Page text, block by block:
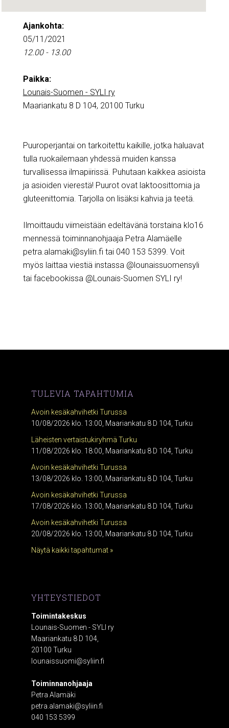
Ajankohta:
05/11/2021
12.00 - 13.00
Paikka:
Lounais-Suomen - SYLI ry
Maariankatu 8 D 104, 20100 Turku
Puuroperjantai on tarkoitettu kaikille, jotka haluavat
tulla ruokailemaan yhdessä muiden kanssa
turvallisessa ilmapiirissä. Puhutaan kaikkea asioista
ja asioiden vierestä! Puurot ovat laktoosittomia ja
gluteenittomia. Tarjolla on lisäksi kahvia ja teetä.
Ilmoittaudu viimeistään edeltävänä torstaina klo16
mennessä toiminnanohjaaja Petra Alamäelle
petra.alamaki@syliin.fi tai 040 153 5399. Voit
myös laittaa viestiä instassa @lounaissuomensyli
tai facebookissa @Lounais-Suomen SYLI ry!
TULEVIA TAPAHTUMIA
Avoin kesäkahvihetki Turussa
10/08/2026 klo. 13:00, Maariankatu 8 D 104, Turku
Läheisten vertaistukiryhmä Turku
11/08/2026 klo. 18:00, Maariankatu 8 D 104, Turku
Avoin kesäkahvihetki Turussa
13/08/2026 klo. 13:00, Maariankatu 8 D 104, Turku
Avoin kesäkahvihetki Turussa
17/08/2026 klo. 13:00, Maariankatu 8 D 104, Turku
Avoin kesäkahvihetki Turussa
20/08/2026 klo. 13:00, Maariankatu 8 D 104, Turku
Näytä kaikki tapahtumat »
YHTEYSTIEDOT
Toimintakeskus
Lounais-Suomen - SYLI ry
Maariankatu 8 D 104,
20100 Turku
lounaissuomi@syliin.fi
Toiminnanohjaaja
Petra Alamäki
petra.alamaki@syliin.fi
040 153 5399